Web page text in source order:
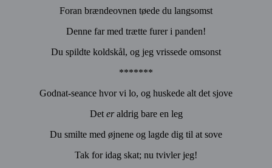
Foran brændeovnen tøede du langsomst
Denne far med trætte furer i panden!
Du spildte koldskål, og jeg vrissede omsonst
*******
Godnat-seance hvor vi lo, og huskede alt det sjove
Deteraldrig bare en leg
Du smilte med øjnene og lagde dig til at sove
Tak for idag skat; nu tvivler jeg!